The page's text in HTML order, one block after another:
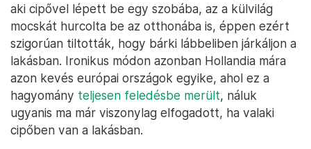
aki cipővel lépett be egy szobába, az a külvilág
mocskát hurcolta be az otthonába is, éppen ezért
szigorúan tiltották, hogy bárki lábbeliben járkáljon a
lakásban. Ironikus módon azonban Hollandia mára
azon kevés európai országok egyike, ahol ez a
hagyomány teljesen feledésbe merült, náluk
ugyanis ma már viszonylag elfogadott, ha valaki
cipőben van a lakásban.